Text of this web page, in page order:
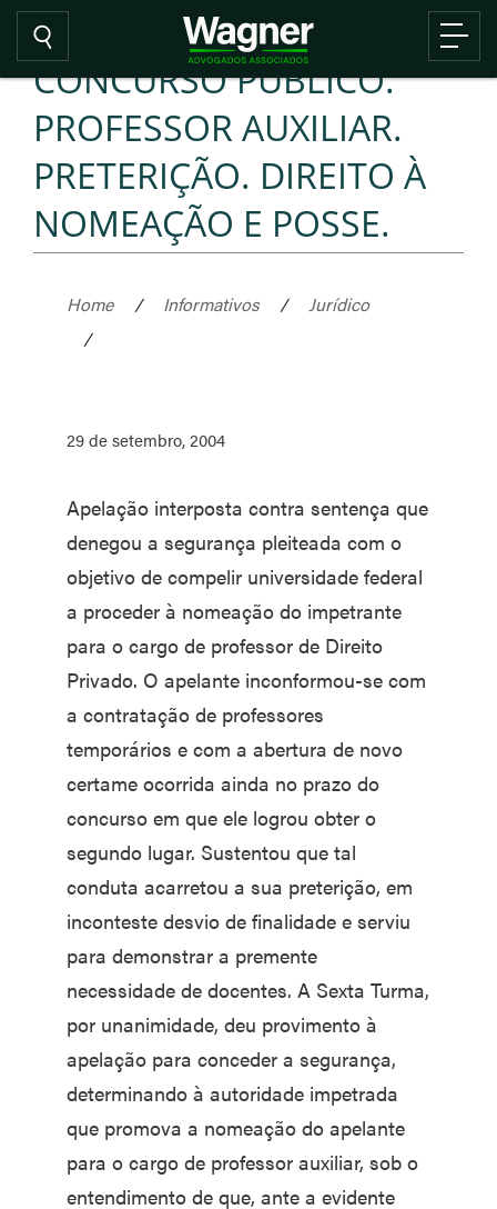
CONCURSO PÚBLICO.
PROFESSOR AUXILIAR.
PRETERIÇÃO. DIREITO À
NOMEAÇÃO E POSSE.
Home / Informativos /
Jurídico
/
29 de setembro, 2004
Apelação interposta contra sentença que
denegou a segurança pleiteada com o
objetivo de compelir universidade federal
a proceder à nomeação do impetrante
para o cargo de professor de Direito
Privado. O apelante inconformou-se com
a contratação de professores
temporários e com a abertura de novo
certame ocorrida ainda no prazo do
concurso em que ele logrou obter o
segundo lugar. Sustentou que tal
conduta acarretou a sua preterição, em
inconteste desvio de finalidade e serviu
para demonstrar a premente
necessidade de docentes. A Sexta Turma,
por unanimidade, deu provimento à
apelação para conceder a segurança,
determinando à autoridade impetrada
que promova a nomeação do apelante
para o cargo de professor auxiliar, sob o
entendimento de que, ante a evidente